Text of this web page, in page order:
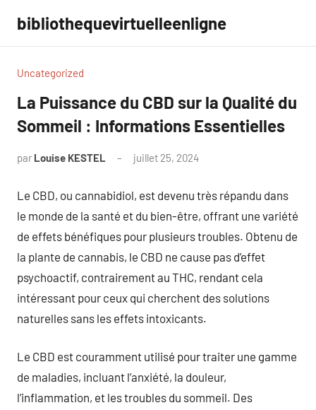
contenu
bibliothequevirtuelleenligne
Uncategorized
La Puissance du CBD sur la Qualité du
Sommeil : Informations Essentielles
par Louise KESTEL juillet 25, 2024
Le CBD, ou cannabidiol, est devenu très répandu dans
le monde de la santé et du bien-être, offrant une variété
de effets bénéfiques pour plusieurs troubles. Obtenu de
la plante de cannabis, le CBD ne cause pas d’effet
psychoactif, contrairement au THC, rendant cela
intéressant pour ceux qui cherchent des solutions
naturelles sans les effets intoxicants.
Le CBD est couramment utilisé pour traiter une gamme
de maladies, incluant l’anxiété, la douleur,
l’inflammation, et les troubles du sommeil. Des